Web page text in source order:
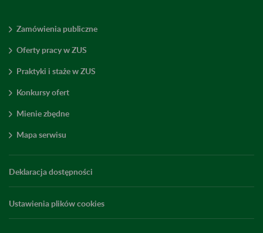
Zamówienia publiczne
Oferty pracy w ZUS
Praktyki i staże w ZUS
Konkursy ofert
Mienie zbędne
Mapa serwisu
Deklaracja dostępności
Ustawienia plików cookies